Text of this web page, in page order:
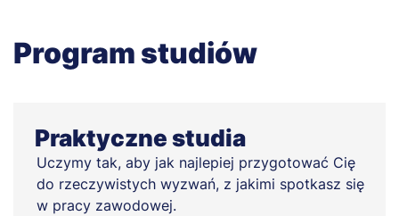
Program studiów
Praktyczne studia
Uczymy tak, aby jak najlepiej przygotować Cię
do rzeczywistych wyzwań, z jakimi spotkasz się
w pracy zawodowej.